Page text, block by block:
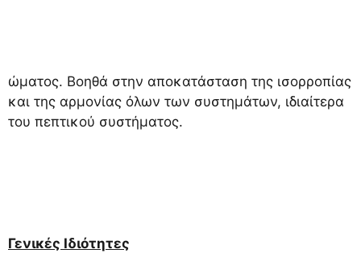
ώματος. Βοηθά στην αποκατάσταση της ισορροπίας
και της αρμονίας όλων των συστημάτων, ιδιαίτερα
του πεπτικού συστήματος.
Γενικές Ιδιότητες